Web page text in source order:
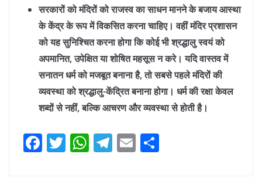
सरकारों को मंदिरों को राजस्व का साधन मानने के बजाय आस्था
के केंद्र के रूप में विकसित करना चाहिए। वहीं मंदिर प्रशासन
को यह सुनिश्चित करना होगा कि कोई भी श्रद्धालु स्वयं को
अपमानित, उपेक्षित या शोषित महसूस न करे। यदि वास्तव में
सनातन धर्म को मजबूत बनाना है, तो सबसे पहले मंदिरों की
व्यवस्था को श्रद्धालु-केंद्रित बनाना होगा। धर्म की रक्षा केवल
शब्दों से नहीं, बल्कि आचरण और व्यवस्था से होती है।
F T W T E